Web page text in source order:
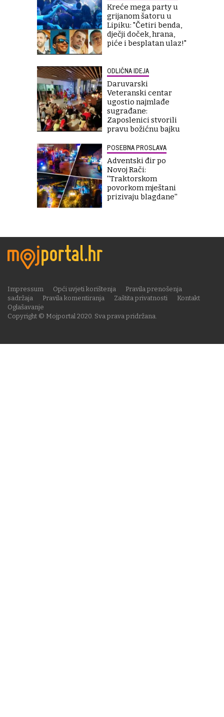
Kreće mega party u
grijanom šatoru u
Lipiku: "Četiri benda,
dječji doček, hrana,
piće i besplatan ulaz!"
ODLIČNA IDEJA
Daruvarski
Veteranski centar
ugostio najmlađe
sugrađane:
Zaposlenici stvorili
pravu božićnu bajku
POSEBNA PROSLAVA
Adventski đir po
Novoj Rači:
''Traktorskom
povorkom mještani
prizivaju blagdane''
Copyright © Mojportal 2020. Sva prava pridržana.
Impressum Opći uvjeti korištenja
Pravila prenošenja
sadržaja
Pravila komentiranja Zaštita privatnosti
Kontakt
Oglašavanje